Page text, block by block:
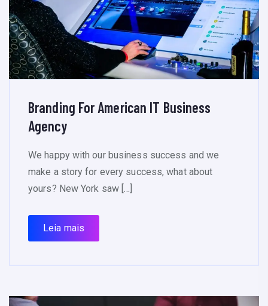
Branding For American IT Business
Agency
We happy with our business success and we
make a story for every success, what about
yours? New York saw […]
Leia mais